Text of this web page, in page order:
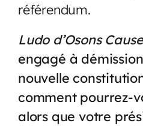
référendum.
Ludo d’Osons
engagé à
nouvelle
comment pourrez-
alors que votre